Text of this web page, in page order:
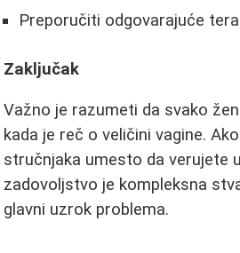
Preporučiti odgovarajuće
Zaključak
Važno je razumeti da svako
kada je reč o veličini vagine.
stručnjaka umesto da verujete
zadovoljstvo je kompleksna
glavni uzrok problema.